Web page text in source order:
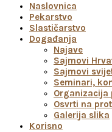
Naslovnica
Pekarstvo
Slastičarstvo
Događanja
Najave
Sajmovi
Sajmovi
Seminari,
Organizacija
Osvrti na
Galerija slika
Korisno